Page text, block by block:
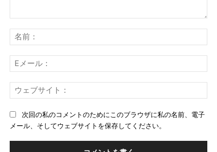
ン
ト：
前
メ
ー
ェ
次回の私のコメントのためにこのブラウザに私の名前、電子
メール、そしてウェブサイトを保存してください。